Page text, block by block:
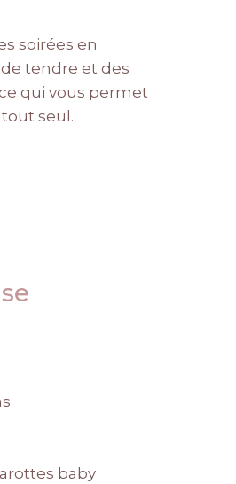
soirées en
tendre et des
qui vous permet
seul.
baby